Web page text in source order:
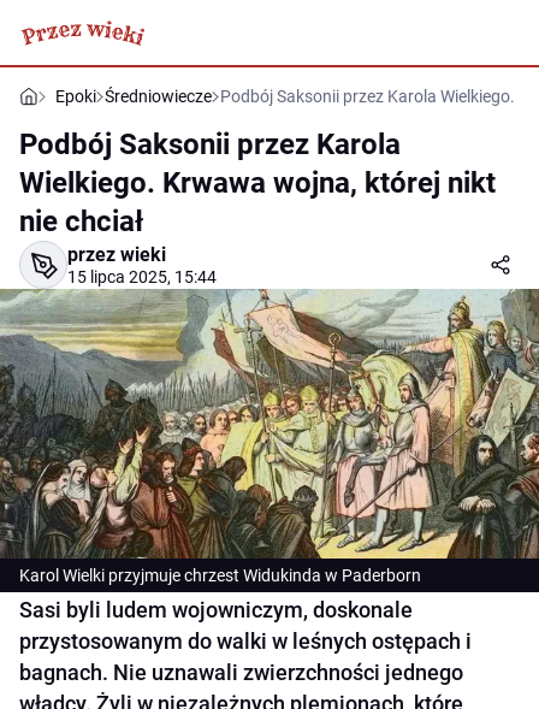
Epoki Średniowiecze Podbój Saksonii przez Karola Wielkiego.
Podbój Saksonii przez Karola
Wielkiego. Krwawa wojna, której nikt
nie chciał
przez wieki
15 lipca 2025, 15:44
Karol Wielki przyjmuje chrzest Widukinda w Paderborn
Sasi byli ludem wojowniczym, doskonale
przystosowanym do walki w leśnych ostępach i
bagnach. Nie uznawali zwierzchności jednego
władcy. Żyli w niezależnych plemionach, które